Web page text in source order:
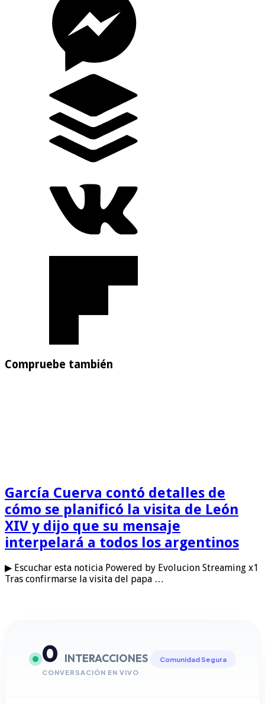
Compruebe también
García Cuerva contó detalles de
cómo se planificó la visita de León
XIV y dijo que su mensaje
interpelará a todos los argentinos
▶ Escuchar esta noticia Powered by Evolucion Streaming x1
Tras confirmarse la visita del papa …
0 INTERACCIONES
CONVERSACIÓN EN VIVO
Comunidad Segura